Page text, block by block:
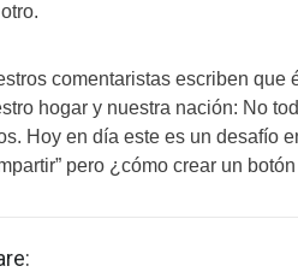
comentaristas escriben que
hogar y nuestra nación: No
Hoy en día este es un desafío
pero ¿cómo crear un